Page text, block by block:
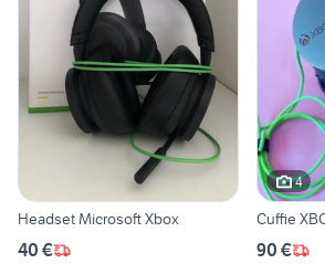
Headset Microsoft Xbox
40 €
4
90 €